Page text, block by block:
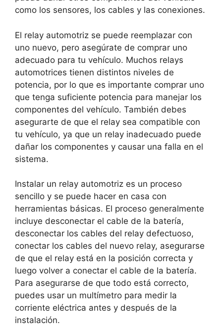
como los sensores, los cables y las conexiones.
El relay automotriz se puede reemplazar con
uno nuevo, pero asegúrate de comprar uno
adecuado para tu vehículo. Muchos relays
automotrices tienen distintos niveles de
potencia, por lo que es importante comprar uno
que tenga suficiente potencia para manejar los
componentes del vehículo. También debes
asegurarte de que el relay sea compatible con
tu vehículo, ya que un relay inadecuado puede
dañar los componentes y causar una falla en el
sistema.
Instalar un relay automotriz es un proceso
sencillo y se puede hacer en casa con
herramientas básicas. El proceso generalmente
incluye desconectar el cable de la batería,
desconectar los cables del relay defectuoso,
conectar los cables del nuevo relay, asegurarse
de que el relay está en la posición correcta y
luego volver a conectar el cable de la batería.
Para asegurarse de que todo está correcto,
puedes usar un multímetro para medir la
corriente eléctrica antes y después de la
instalación.